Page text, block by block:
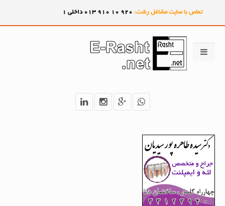
تماس با سایت مشاغل رشت: 920
10
910 013 داخلی 1